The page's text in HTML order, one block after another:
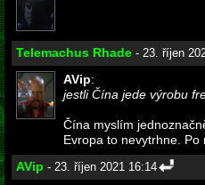
Telemachus Rhade - 23. říjen
AVip:
jestli Čína jede výrobu
Čína myslím
Evropa to nevytrhne.
AVip - 23. říjen 2021 16:14